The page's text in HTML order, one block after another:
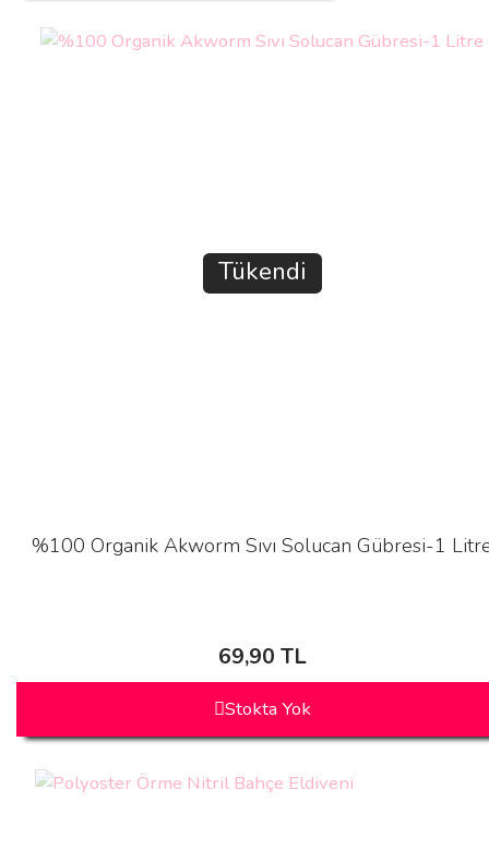
Tükendi
%100 Organik Akworm Sıvı Solucan Gübresi-1
69,90 TL
Stokta Yok